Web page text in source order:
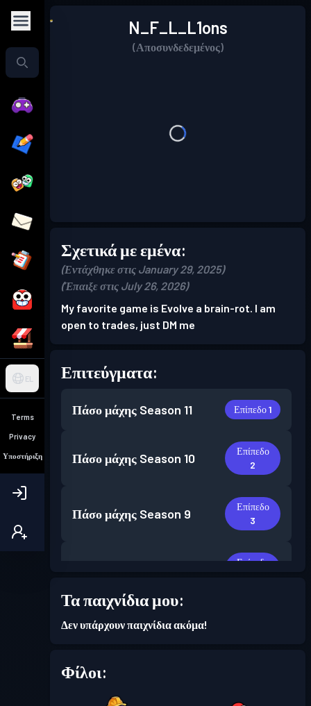
EL
Terms
Privacy
Υποστήριξη
N_F_L_L1ons
(Αποσυνδεδεμένος)
Σχετικά με εμένα:
(Εντάχθηκε στις January 29, 2025)
(Έπαιξε στις July 26, 2026)
My favorite game is Evolve a brain-rot. I am
open to trades, just DM me
Επιτεύγματα:
Πάσο μάχης Season 11 Επίπεδο 1
Πάσο μάχης Season 10
Επίπεδο
2
Πάσο μάχης Season 9
Επίπεδο
3
Επίπεδο
Πάσο μάχηςSeason 7
Πάσο μάχης
Τα παιχνίδια μου:
Δεν υπάρχουν παιχνίδια ακόμα!
Φίλοι: